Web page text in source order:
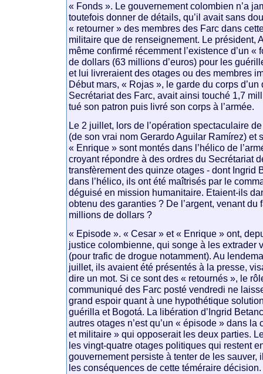
« Fonds ». Le gouvernement colombien n’a
toutefois donner de détails, qu’il avait sans
« retourner » des membres des Farc dans
militaire que de renseignement. Le président,
même confirmé récemment l’existence d’un
de dollars (63 millions d’euros) pour les
et lui livreraient des otages ou des membres
Début mars, « Rojas », le garde du corps
Secrétariat des Farc, avait ainsi touché 1,7
tué son patron puis livré son corps à l’armée.
Le 2 juillet, lors de l’opération spectaculaire
(de son vrai nom Gerardo Aguilar Ramírez) et
« Enrique » sont montés dans l’hélico de
croyant répondre à des ordres du Secrétariat
transfèrement des quinze otages - dont Ingrid
dans l’hélico, ils ont été maîtrisés par le
déguisé en mission humanitaire. Etaient-ils
obtenu des garanties ? De l’argent, venant du
millions de dollars ?
« Episode ». « Cesar » et « Enrique » ont,
justice colombienne, qui songe à les extrader
(pour trafic de drogue notamment). Au
juillet, ils avaient été présentés à la presse,
dire un mot. Si ce sont des « retournés », le
communiqué des Farc posté vendredi ne
grand espoir quant à une hypothétique
guérilla et Bogotá. La libération d’Ingrid
autres otages n’est qu’un « épisode » dans
et militaire » qui opposerait les deux parties.
les vingt-quatre otages politiques qui restent
gouvernement persiste à tenter de les sauver,
les conséquences de cette téméraire décision.